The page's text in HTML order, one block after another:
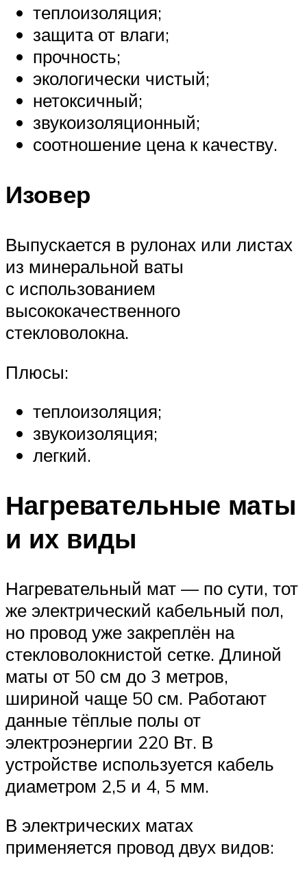
теплоизоляция;
защита от влаги;
прочность;
экологически чистый;
нетоксичный;
звукоизоляционный;
соотношение цена к качеству.
Изовер
Выпускается в рулонах или листах
из минеральной ваты
с использованием
высококачественного
стекловолокна.
Плюсы:
теплоизоляция;
звукоизоляция;
легкий.
Нагревательные маты
и их виды
Нагревательный мат — по сути, тот
же электрический кабельный пол,
но провод уже закреплён на
стекловолокнистой сетке. Длиной
маты от 50 см до 3 метров,
шириной чаще 50 см. Работают
данные тёплые полы от
электроэнергии 220 Вт. В
устройстве используется кабель
диаметром 2,5 и 4, 5 мм.
В электрических матах
применяется провод двух видов: